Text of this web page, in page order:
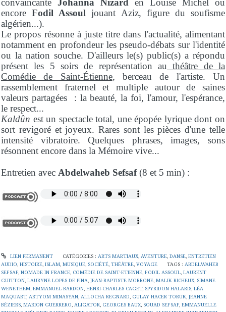
convaincante Johanna Nizard en Louise Michel ou
encoreFodil Assoul jouant Aziz, figure du soufisme
algérien...).
Le propos résonne à juste titre dans l'actualité, alimentant
notamment en profondeur les pseudo-débats sur l'identité
ou la nation souche. D'ailleurs le(s) public(s) a répondu
présent les 5 soirs de représentation au théâtre de la
Comédie de Saint-Étienne, berceau de l'artiste. Un
rassemblement fraternel et multiple autour de saines
valeurs partagées : la beauté, la foi, l'amour, l'espérance,
le respect...
Kaldûn est un spectacle total, une épopée lyrique dont on
sort revigoré et joyeux. Rares sont les pièces d'une telle
intensité vibratoire. Quelques phrases, images, sons
résonnent encore dans la Mémoire vive...
Entretien avec Abdelwaheb Sefsaf(8 et 5 min) :
LIEN PERMANENT CATÉGORIES : ARTS MARTIAUX, AVENTURE, DANSE, ENTRETIEN
AUDIO, HISTOIRE, ISLAM, MUSIQUE, SOCIÉTÉ, THÉÂTRE, VOYAGE TAGS :ABDELWAHEB
SEFSAF, NOMADE IN FRANCE, COMÉDIE DE SAINT-ETIENNE, FODIL ASSOUL, LAURENT
GUITTON, LAURYNE LOPES DE PINA, JEAN-BAPTISTE MORRONE, MALIK RICHEUX, SIMANE
WENETHEM, EMMANUEL BARDON, HENRI-CHARLES CAGET, SPYRIDON HALARIS, LÉA
MAQUART, ARTYOM MINASYAN, ALLOCHA REGNARD, GULAY HACER TORUK, JEANNE
BÉZIERS, MARION GUERRERO, ALIGATOR, GEORGES BAUX, SOUAD SEFSAF, EMMANUELLE